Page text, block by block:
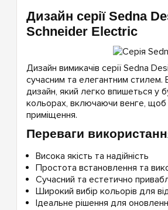
Дизайн серії Sedna
Schneider Electric
Дизайн вимикачів серії Sedna
сучасним та елегантним стилем.
дизайн, який легко впишеться у
кольорах, включаючи венге, щоб
приміщення.
Переваги
Висока якість та надійність
Простота встановлення та
Сучасний та естетично
Широкий вибір кольорів для
Ідеальне рішення для